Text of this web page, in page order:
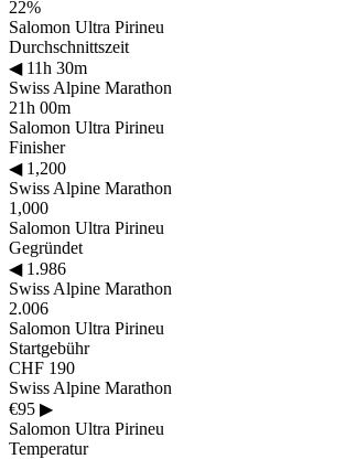
22%
Salomon Ultra Pirineu
Durchschnittszeit
◀11h 30m
Swiss Alpine Marathon
21h 00m
Salomon Ultra Pirineu
Finisher
◀1,200
Swiss Alpine Marathon
1,000
Salomon Ultra Pirineu
Gegründet
◀1.986
Swiss Alpine Marathon
2.006
Salomon Ultra Pirineu
Startgebühr
CHF 190
Swiss Alpine Marathon
€95 ▶
Salomon Ultra Pirineu
Temperatur